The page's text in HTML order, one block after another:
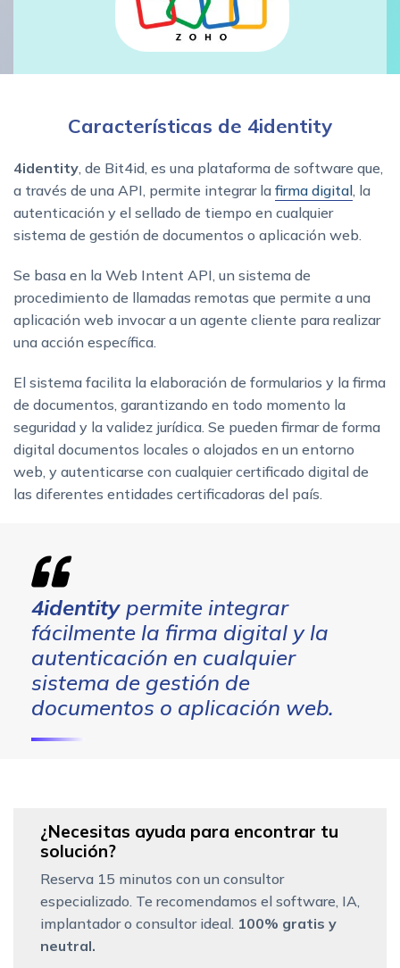
Características de 4identity
4identity , de Bit4id, es una plataforma de software que,
a través de una API, permite integrar la firma digital , la
autenticación y el sellado de tiempo en cualquier
sistema de gestión de documentos o aplicación web.
Se basa en la Web Intent API, un sistema de
procedimiento de llamadas remotas que permite a una
aplicación web invocar a un agente cliente para realizar
una acción específica.
El sistema facilita la elaboración de formularios y la firma
de documentos, garantizando en todo momento la
seguridad y la validez jurídica. Se pueden firmar de forma
digital documentos locales o alojados en un entorno
web, y autenticarse con cualquier certificado digital de
las diferentes entidades certificadoras del país.
4identity permite integrar
fácilmente la firma digital y la
autenticación en cualquier
sistema de gestión de
documentos o aplicación web.
¿Necesitas ayuda para encontrar tu
solución?
Reserva 15 minutos con un consultor
especializado. Te recomendamos el software, IA,
implantador o consultor ideal. 100% gratis y
neutral.